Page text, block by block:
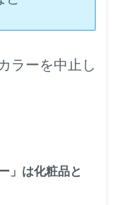
ラーを中止し
」は化粧品と